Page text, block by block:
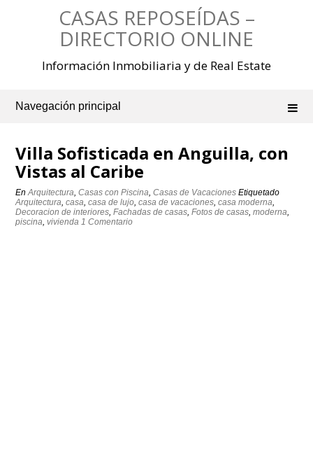
CASAS REPOSEÍDAS –
DIRECTORIO ONLINE
Información Inmobiliaria y de Real Estate
Navegación principal
Villa Sofisticada en Anguilla, con
Vistas al Caribe
EnArquitectura,Casas con Piscina,Casas de Vacaciones Etiquetado
Arquitectura,casa,casa de lujo,casa de vacaciones,casa moderna,
Decoracion de interiores,Fachadas de casas,Fotos de casas,moderna,
piscina,vivienda 1 Comentario